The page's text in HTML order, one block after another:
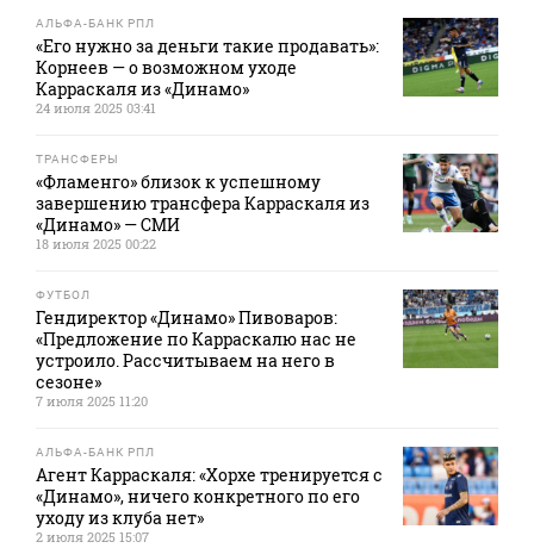
АЛЬФА-БАНК РПЛ
«Его нужно за деньги такие продавать»:
Корнеев — о возможном уходе
Карраскаля из «Динамо»
24 июля 2025 03:41
ТРАНСФЕРЫ
«Фламенго» близок к успешному
завершению трансфера Карраскаля из
«Динамо» — СМИ
18 июля 2025 00:22
ФУТБОЛ
Гендиректор «Динамо» Пивоваров:
«Предложение по Карраскалю нас не
устроило. Рассчитываем на него в
сезоне»
7 июля 2025 11:20
АЛЬФА-БАНК РПЛ
Агент Карраскаля: «Хорхе тренируется с
«Динамо», ничего конкретного по его
уходу из клуба нет»
2 июля 2025 15:07